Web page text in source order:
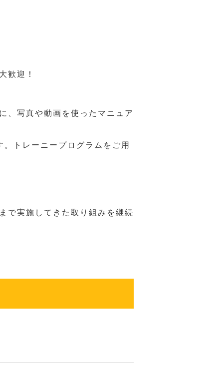
歓迎！
、写真や動画を使ったマニュア
トレーニープログラムをご用
で実施してきた取り組みを継続